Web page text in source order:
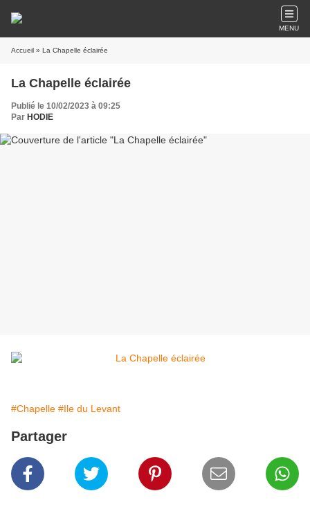
MENU
Accueil » La Chapelle éclairée
La Chapelle éclairée
Publié le 10/02/2023 à 09:25
Par HODIE
#Chapelle #Ile du Levant
Partager